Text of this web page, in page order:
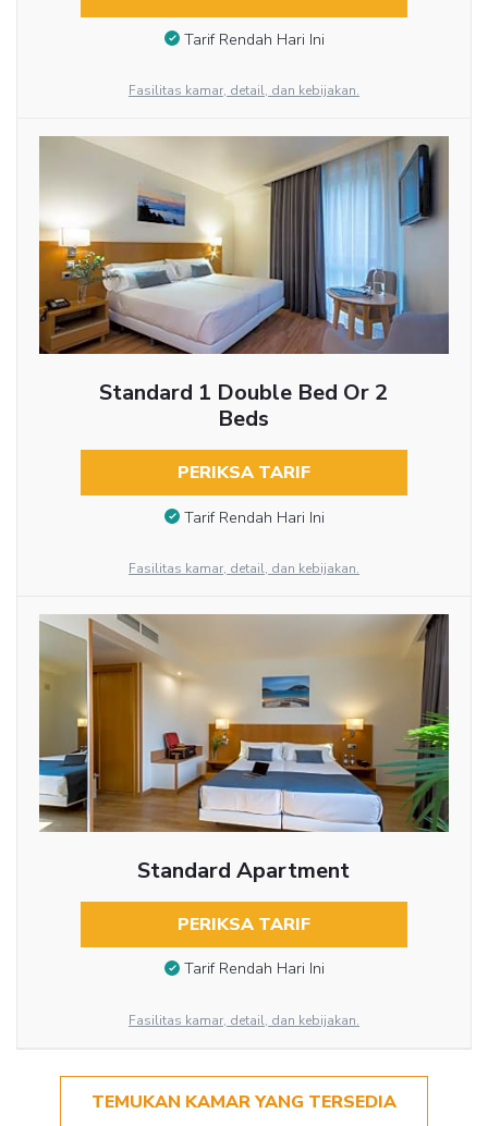
Tarif Rendah Hari Ini
Fasilitas kamar, detail, dan kebijakan.
Standard 1 Double Bed Or 2
Beds
PERIKSA TARIF
Tarif Rendah Hari Ini
Fasilitas kamar, detail, dan kebijakan.
Standard Apartment
PERIKSA TARIF
Tarif Rendah Hari Ini
Fasilitas kamar, detail, dan kebijakan.
TEMUKAN KAMAR YANG TERSEDIA